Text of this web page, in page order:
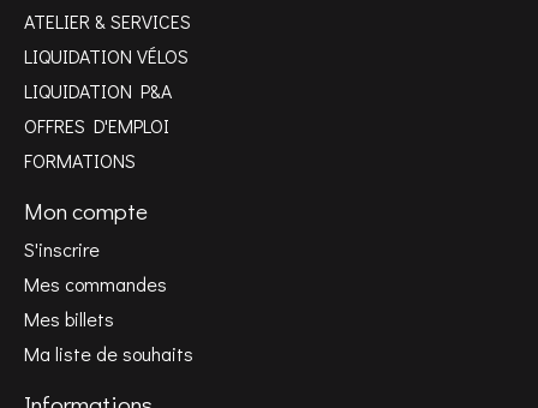
ATELIER & SERVICES
LIQUIDATION VÉLOS
LIQUIDATION P&A
OFFRES D'EMPLOI
FORMATIONS
Mon compte
S'inscrire
Mes commandes
Mes billets
Ma liste de souhaits